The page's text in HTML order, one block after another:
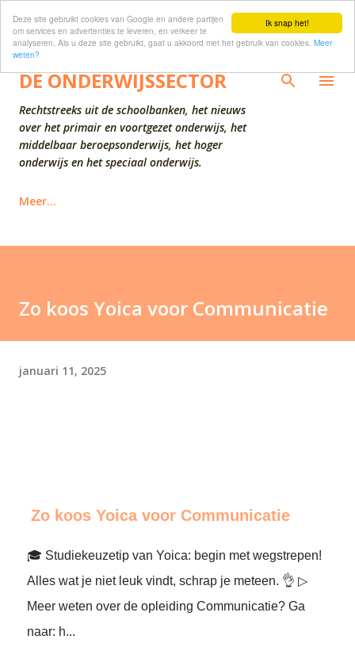
Ik snap het!
Deze site gebruikt cookies van Google en andere partijen
om services en advertenties te leveren, en verkeer te
analyseren. Als u deze site gebruikt, gaat u akkoord met het gebruik van cookies. Meer
weten?
Doorgaan naar hoofdcontent
DE ONDERWIJSSECTOR
Rechtstreeks uit de schoolbanken, het nieuws
over het primair en voortgezet onderwijs, het
middelbaar beroepsonderwijs, het hoger
onderwijs en het speciaal onderwijs.
Meer…
Zo koos Yoica voor Communicatie
januari 11, 2025
Zo koos Yoica voor Communicatie
🎓 Studiekeuzetip van Yoica: begin met wegstrepen!
Alles wat je niet leuk vindt, schrap je meteen. 👌 ▷
Meer weten over de opleiding Communicatie? Ga
naar: h...